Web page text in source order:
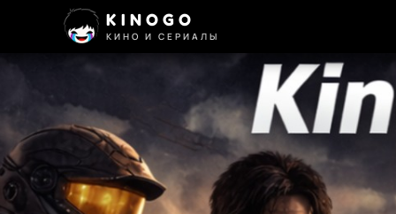
KINOGO
КИНО И СЕРИАЛЫ